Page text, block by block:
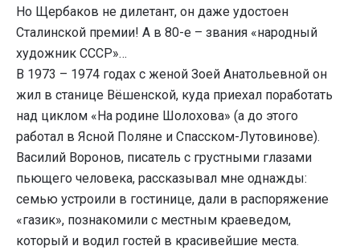
Но Щербаков не дилетант, он даже удостоен
Сталинской премии! А в 80-е – звания «народный
художник СССР»…
В 1973 – 1974 годах с женой Зоей Анатольевной он
жил в станице Вёшенской, куда приехал поработать
над циклом «На родине Шолохова» (а до этого
работал в Ясной Поляне и Спасском-Лутовинове).
Василий Воронов, писатель с грустными глазами
пьющего человека, рассказывал мне однажды:
семью устроили в гостинице, дали в распоряжение
«газик», познакомили с местным краеведом,
который и водил гостей в красивейшие места.